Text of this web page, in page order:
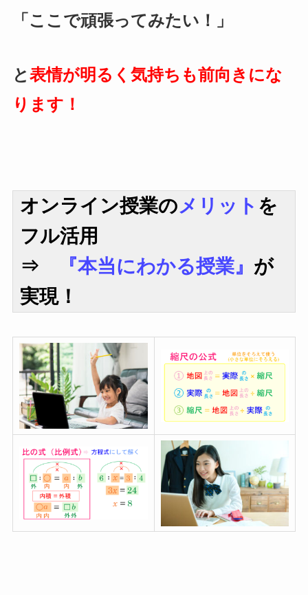
「ここで頑張ってみたい！」
と表情が明るく気持ちも前向きにな
ります！
オンライン授業のメリット を
フル活用
⇒
『本当にわかる授業』 が
実現！